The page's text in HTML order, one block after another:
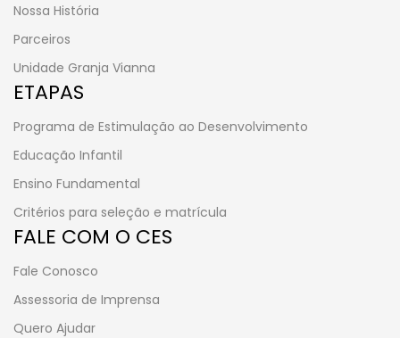
Nossa História
Parceiros
Unidade Granja Vianna
ETAPAS
Programa de Estimulação ao Desenvolvimento
Educação Infantil
Ensino Fundamental
Critérios para seleção e matrícula
FALE COM O CES
Fale Conosco
Assessoria de Imprensa
Quero Ajudar